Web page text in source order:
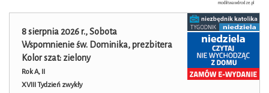
modlitwawdrodze.pl
8 sierpnia 2026 r., Sobota
Wspomnienie św. Dominika, prezbitera
Kolor szat: zielony
Rok A, II
XVIII Tydzień zwykły